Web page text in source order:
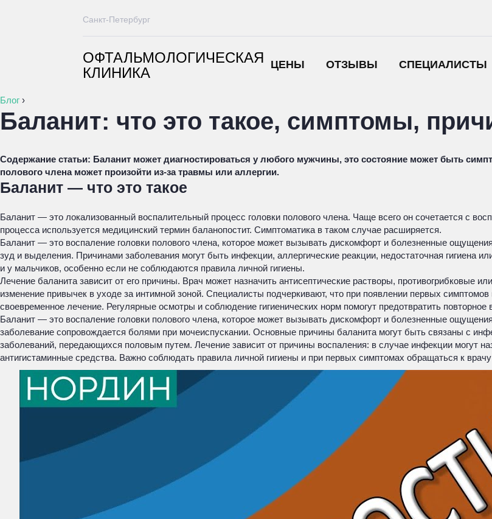
ОФТАЛЬМОЛОГИЧЕСКАЯ
КЛИНИКА
ЦЕНЫ ОТЗЫВЫ СПЕЦИАЛИСТЫ
Санкт-Петербург
Блог ›
Баланит: что это такое, симптомы,
Содержание статьи: Баланит может диагностироваться у любого мужчины, это состояние может быть
полового члена может произойти из-за травмы или аллергии.
Баланит — что это такое
Баланит — это локализованный воспалительный процесс головки полового члена. Чаще всего он сочетается с
процесса используется медицинский термин баланопостит. Симптоматика в таком случае расширяется.
Баланит — это воспаление головки полового члена, которое может вызывать дискомфорт и болезненные
зуд и выделения. Причинами заболевания могут быть инфекции, аллергические реакции, недостаточная гигиена
и у мальчиков, особенно если не соблюдаются правила личной гигиены.
Лечение баланита зависит от его причины. Врач может назначить антисептические растворы, противогрибковые
изменение привычек в уходе за интимной зоной. Специалисты подчеркивают, что при появлении первых
своевременное лечение. Регулярные осмотры и соблюдение гигиенических норм помогут предотвратить повторное
Баланит — это воспаление головки полового члена, которое может вызывать дискомфорт и болезненные
заболевание сопровождается болями при мочеиспускании. Основные причины баланита могут быть связаны с
заболеваний, передающихся половым путем. Лечение зависит от причины воспаления: в случае инфекции могут
антигистаминные средства. Важно соблюдать правила личной гигиены и при первых симптомах обращаться к